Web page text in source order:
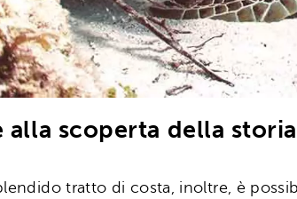
alla scoperta della
tratto di costa, inoltre, è